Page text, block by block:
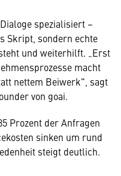
spezialisiert –
Skript, sondern echte
und weiterhilft. „Erst
macht
nettem Beiwerk", sagt
von goai.
Prozent der Anfragen
sinken um rund
steigt deutlich.